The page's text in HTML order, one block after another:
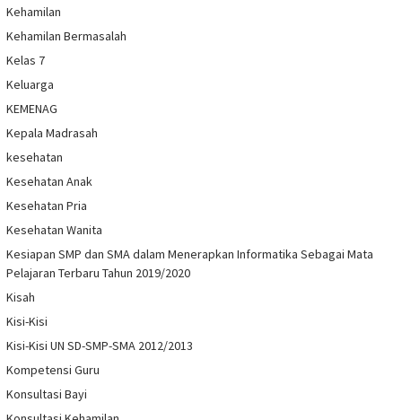
Kehamilan
Kehamilan Bermasalah
Kelas 7
Keluarga
KEMENAG
Kepala Madrasah
kesehatan
Kesehatan Anak
Kesehatan Pria
Kesehatan Wanita
Kesiapan SMP dan SMA dalam Menerapkan Informatika Sebagai Mata
Pelajaran Terbaru Tahun 2019/2020
Kisah
Kisi-Kisi
Kisi-Kisi UN SD-SMP-SMA 2012/2013
Kompetensi Guru
Konsultasi Bayi